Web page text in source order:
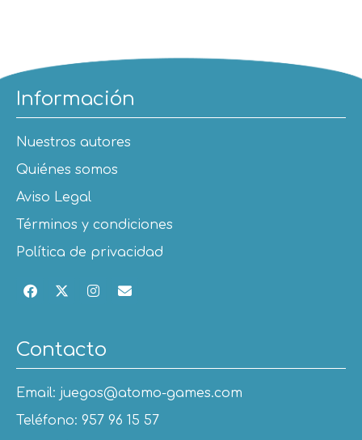
Información
Nuestros autores
Quiénes somos
Aviso Legal
Términos y condiciones
Política de privacidad
Contacto
Email: juegos@atomo-games.com
Teléfono: 957 96 15 57